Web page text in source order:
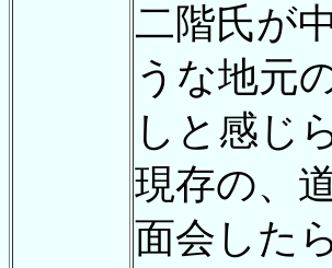
二階氏が
うな地元
しと感じ
現存の、
面会した